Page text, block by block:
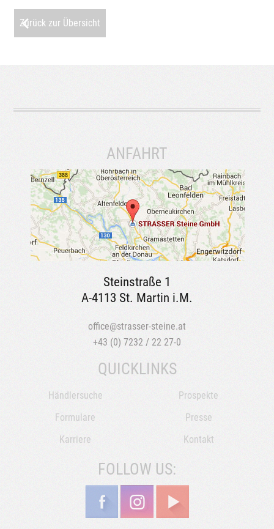
Zurück zur Übersicht
ANFAHRT
Steinstraße 1
A-4113 St. Martin i.M.
office@strasser-steine.at
+43 (0) 7232 / 22 27-0
QUICKLINKS
Händlersuche
Prospekte
Formulare
Presse
Karriere
Kontakt
FOLLOW US: